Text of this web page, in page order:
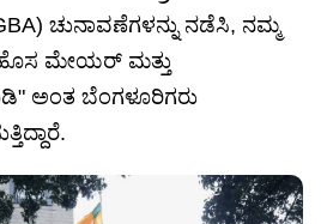
ಚುನಾವಣೆಗಳನ್ನು ನಡೆಸಿ, ನಮ್ಮ
ಮೇಯರ್ ಮತ್ತು
ಅಂತ ಬೆಂಗಳೂರಿಗರು